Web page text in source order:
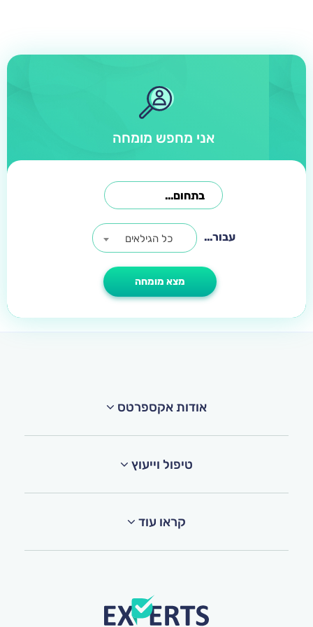
אני מחפש מומחה
עבור... כל הגילאים
אודות אקספרטס
טיפול וייעוץ
קראו עוד